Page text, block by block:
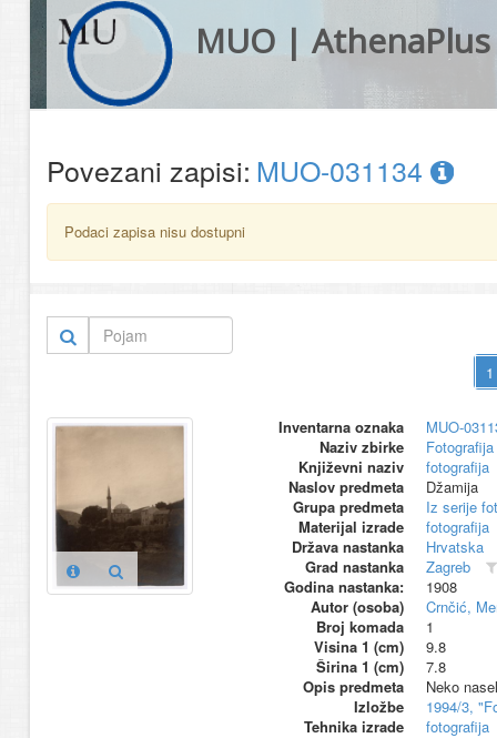
MUO | AthenaPlus
Povezani zapisi: MUO-031134
Podaci zapisa nisu dostupni
Inventarna oznaka
MUO-
Naziv zbirke
Književni naziv
fotografija
Naslov predmeta
Džamija
Grupa predmeta
Iz serije
Materijal izrade
fotografija
Država nastanka
Hrvatska
Grad nastanka
Zagreb
Godina nastanka:
1908
Autor (osoba)
Crnčić,
Broj komada
1
Visina 1 (cm)
9.8
Širina 1 (cm)
7.8
Opis predmeta
Neko
Izložbe
1994/3,
Tehnika izrade
fotografija